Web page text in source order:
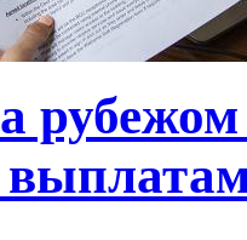
рубежом